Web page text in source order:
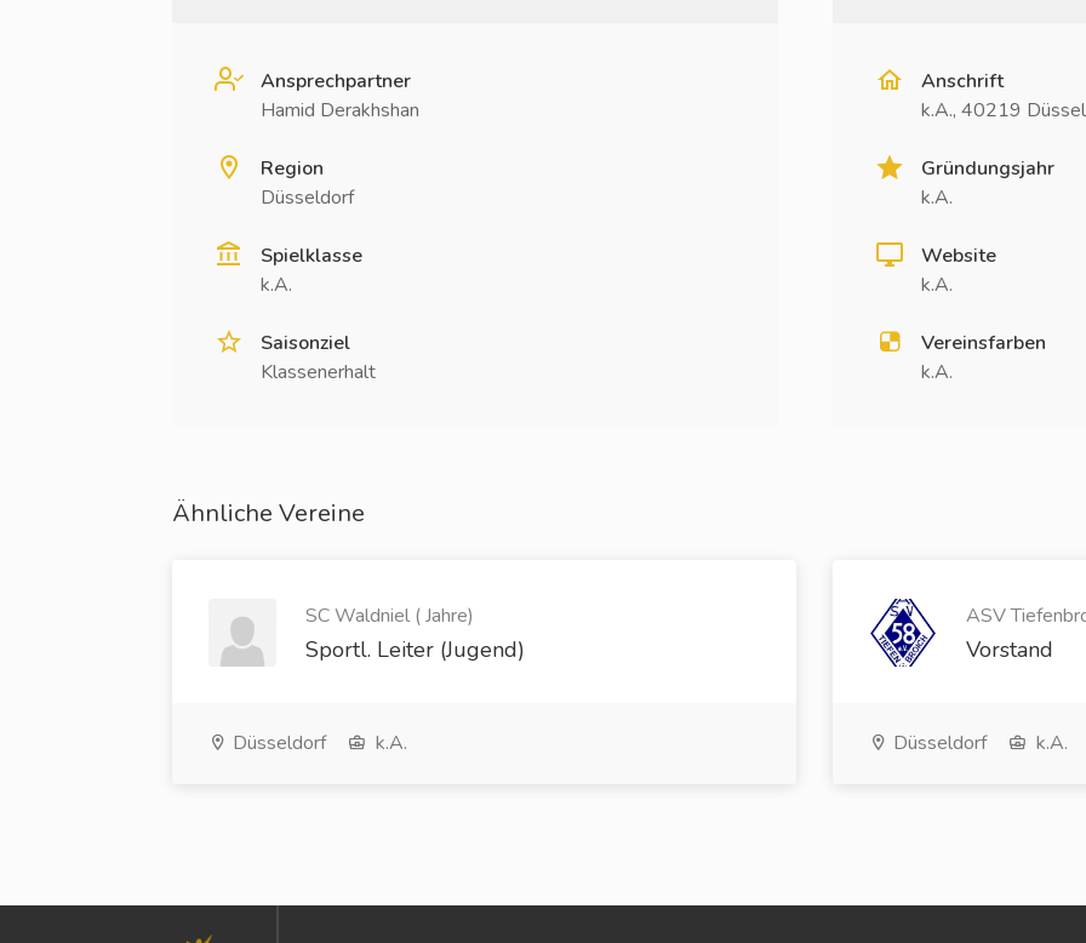
Ansprechpartner
Hamid Derakhshan
Region
Düsseldorf
Spielklasse
k.A.
Saisonziel
Klassenerhalt
Anschrift
k.A., 40219
Gründungsjahr
k.A.
Website
k.A.
Vereinsfarben
k.A.
Ähnliche Vereine
SC Waldniel ( Jahre)
Sportl. Leiter (Jugend)
Düsseldorf k.A.
ASV
Vorstand
Düsseldorf k.A.